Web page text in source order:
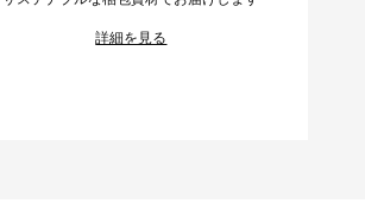
詳細を見る